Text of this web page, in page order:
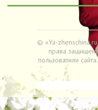
© «Ya-
права
пользоватили